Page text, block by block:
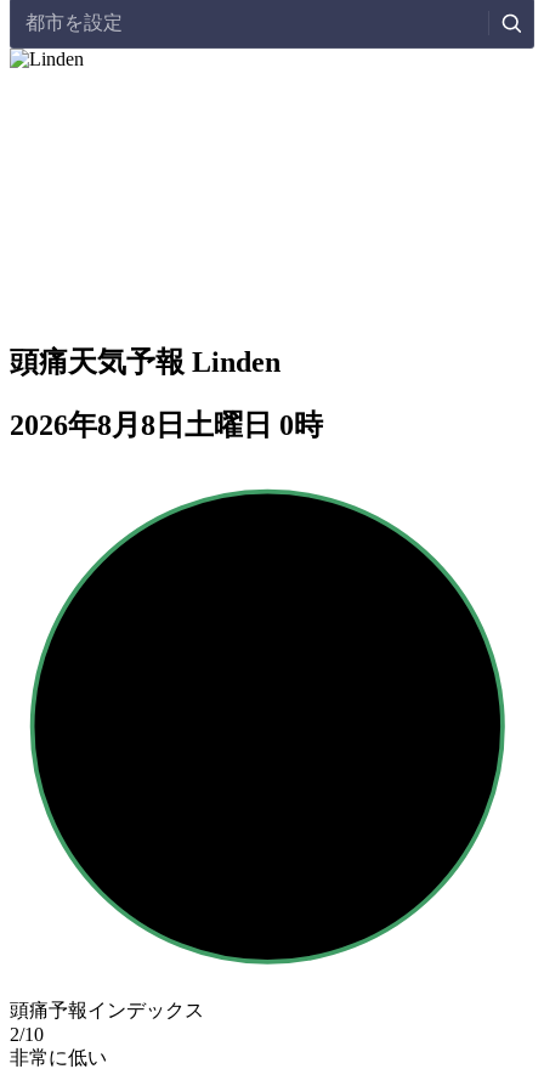
都市を設定
頭痛天気予報 Linden
2026年8月8日土曜日 0時
頭痛予報インデックス
2/10
非常に低い